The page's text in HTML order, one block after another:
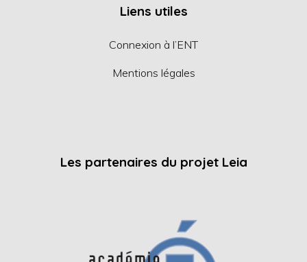
Liens utiles
Connexion à l’ENT
Mentions légales
Les partenaires du projet Leia